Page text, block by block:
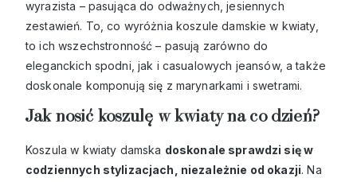
wyrazista – pasująca do odważnych, jesiennych
zestawień. To, co wyróżnia koszule damskie w kwiaty,
to ich wszechstronność – pasują zarówno do
eleganckich spodni, jak i casualowych jeansów, a także
doskonale komponują się z marynarkami i swetrami.
Jak nosić koszulę w kwiaty na co dzień?
Koszula w kwiaty damska doskonale sprawdzi się w
codziennych stylizacjach, niezależnie od okazji. Na